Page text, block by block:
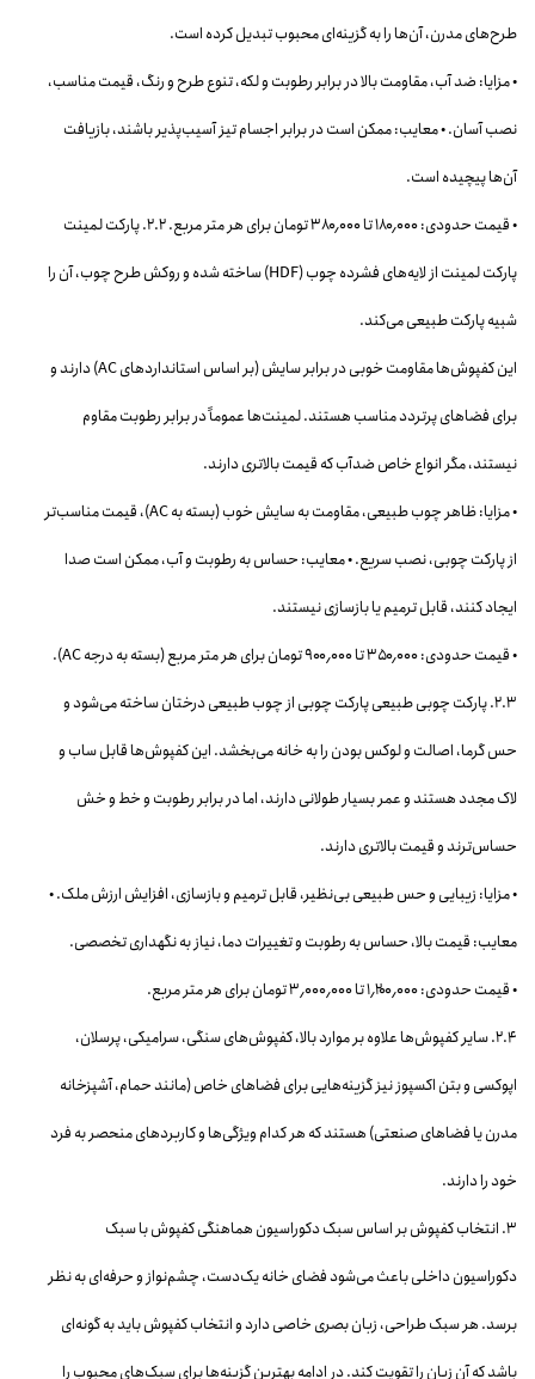
طرح‌های مدرن، آن‌ها را به گزینه‌ای محبوب تبدیل کرده است.
• مزایا: ضد آب، مقاومت بالا در برابر رطوبت و لکه، تنوع طرح و رنگ، قیمت مناسب،
نصب آسان. • معایب: ممکن است در برابر اجسام تیز آسیب‌پذیر باشند، بازیافت
آن‌ها پیچیده است.
• قیمت حدودی: ۱۸۰٬۰۰۰ تا ۳۸۰٬۰۰۰ تومان برای هر متر مربع. ۲.۲. پارکت لمینت
پارکت لمینت از لایه‌های فشرده چوب (HDF) ساخته شده و روکش طرح چوب، آن را
شبیه پارکت طبیعی می‌کند.
این کفپوش‌ها مقاومت خوبی در برابر سایش (بر اساس استانداردهای AC) دارند و
برای فضاهای پرتردد مناسب هستند. لمینت‌ها عموماً در برابر رطوبت مقاوم
نیستند، مگر انواع خاص ضدآب که قیمت بالاتری دارند.
• مزایا: ظاهر چوب طبیعی، مقاومت به سایش خوب (بسته به AC)، قیمت مناسب‌تر
از پارکت چوبی، نصب سریع. • معایب: حساس به رطوبت و آب، ممکن است صدا
ایجاد کنند، قابل ترمیم یا بازسازی نیستند.
• قیمت حدودی: ۳۵۰٬۰۰۰ تا ۹۰۰٬۰۰۰ تومان برای هر متر مربع (بسته به درجه AC).
۲.۳. پارکت چوبی طبیعی پارکت چوبی از چوب طبیعی درختان ساخته می‌شود و
حس گرما، اصالت و لوکس بودن را به خانه می‌بخشد. این کفپوش‌ها قابل ساب و
لاک مجدد هستند و عمر بسیار طولانی دارند، اما در برابر رطوبت و خط و خش
حساس‌ترند و قیمت بالاتری دارند.
• مزایا: زیبایی و حس طبیعی بی‌نظیر، قابل ترمیم و بازسازی، افزایش ارزش ملک. •
معایب: قیمت بالا، حساس به رطوبت و تغییرات دما، نیاز به نگهداری تخصصی.
• قیمت حدودی: ۱٬۲۰۰٬۰۰۰ تا ۳٬۰۰۰٬۰۰۰ تومان برای هر متر مربع.
۲.۴. سایر کفپوش‌ها علاوه بر موارد بالا، کفپوش‌های سنگی، سرامیکی، پرسلان،
اپوکسی و بتن اکسپوز نیز گزینه‌هایی برای فضاهای خاص (مانند حمام، آشپزخانه
مدرن یا فضاهای صنعتی) هستند که هر کدام ویژگی‌ها و کاربردهای منحصر به فرد
خود را دارند.
۳. انتخاب کفپوش بر اساس سبک دکوراسیون هماهنگی کفپوش با سبک
دکوراسیون داخلی باعث می‌شود فضای خانه یک‌دست، چشم‌نواز و حرفه‌ای به نظر
برسد. هر سبک طراحی، زبان بصری خاصی دارد و انتخاب کفپوش باید به گونه‌ای
باشد که آن زبان را تقویت کند. در ادامه بهترین گزینه‌ها برای سبک‌های محبوب را